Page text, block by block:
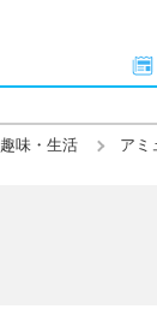
趣味・生活 アミ